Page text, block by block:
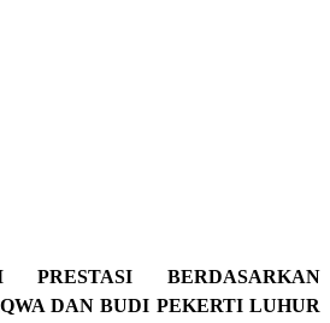
PRESTASI BERDASARKAN
DAN BUDI PEKERTI LUHUR